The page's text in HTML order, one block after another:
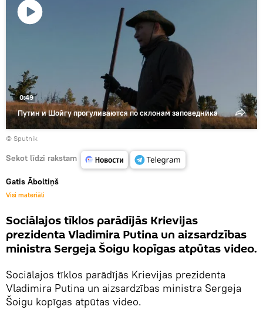
Путин и Шойгу прогуливаются по склонам заповедника
0:49
© Sputnik
Sekot līdzi rakstam
Gatis Āboltiņš
Visi materiāli
Sociālajos tīklos parādījās Krievijas
prezidenta Vladimira Putina un aizsardzības
ministra Sergeja Šoigu kopīgas atpūtas video.
Sociālajos tīklos parādījās Krievijas prezidenta
Vladimira Putina un aizsardzības ministra Sergeja
Šoigu kopīgas atpūtas video.